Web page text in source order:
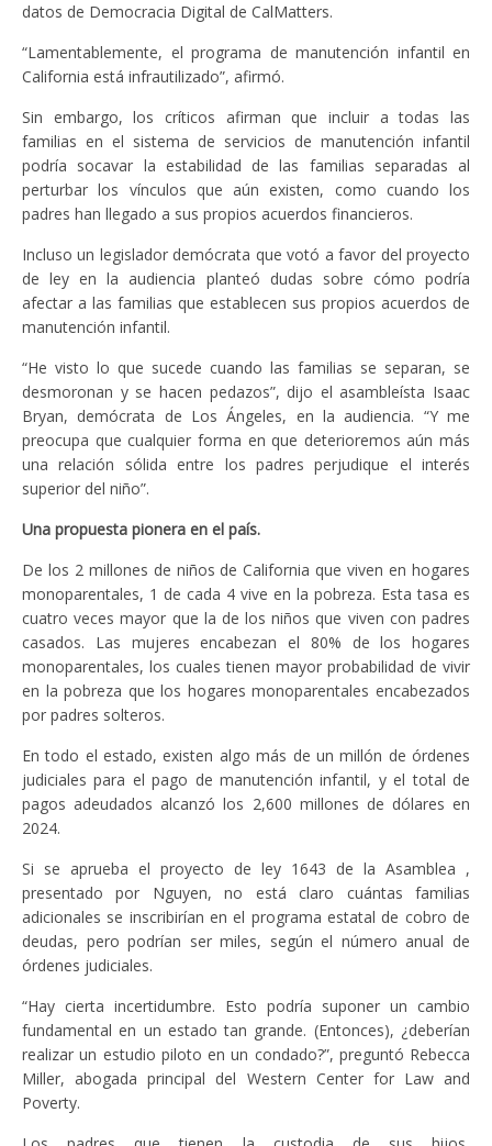
datos de Democracia Digital de CalMatters.
“Lamentablemente, el programa de manutención infantil en
California está infrautilizado”, afirmó.
Sin embargo, los críticos afirman que incluir a todas las
familias en el sistema de servicios de manutención infantil
podría socavar la estabilidad de las familias separadas al
perturbar los vínculos que aún existen, como cuando los
padres han llegado a sus propios acuerdos financieros.
Incluso un legislador demócrata que votó a favor del proyecto
de ley en la audiencia planteó dudas sobre cómo podría
afectar a las familias que establecen sus propios acuerdos de
manutención infantil.
“He visto lo que sucede cuando las familias se separan, se
desmoronan y se hacen pedazos”, dijo el asambleísta Isaac
Bryan, demócrata de Los Ángeles, en la audiencia. “Y me
preocupa que cualquier forma en que deterioremos aún más
una relación sólida entre los padres perjudique el interés
superior del niño”.
Una propuesta pionera en el país.
De los 2 millones de niños de California que viven en hogares
monoparentales, 1 de cada 4 vive en la pobreza. Esta tasa es
cuatro veces mayor que la de los niños que viven con padres
casados. Las mujeres encabezan el 80% de los hogares
monoparentales, los cuales tienen mayor probabilidad de vivir
en la pobreza que los hogares monoparentales encabezados
por padres solteros.
En todo el estado, existen algo más de un millón de órdenes
judiciales para el pago de manutención infantil, y el total de
pagos adeudados alcanzó los 2,600 millones de dólares en
2024.
Si se aprueba el proyecto de ley 1643 de la Asamblea ,
presentado por Nguyen, no está claro cuántas familias
adicionales se inscribirían en el programa estatal de cobro de
deudas, pero podrían ser miles, según el número anual de
órdenes judiciales.
“Hay cierta incertidumbre. Esto podría suponer un cambio
fundamental en un estado tan grande. (Entonces), ¿deberían
realizar un estudio piloto en un condado?”, preguntó Rebecca
Miller, abogada principal del Western Center for Law and
Poverty.